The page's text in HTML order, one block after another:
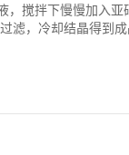
搅拌下慢慢加入
滤，冷却结晶得到成